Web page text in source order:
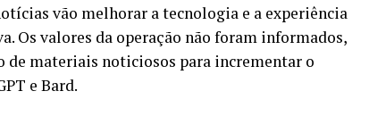
vão melhorar a tecnologia e a experiência
Os valores da operação não foram informados,
de materiais noticiosos para incrementar o
e Bard.